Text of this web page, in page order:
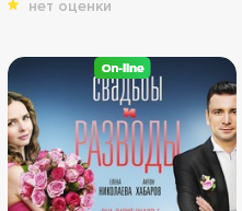
нет оценки